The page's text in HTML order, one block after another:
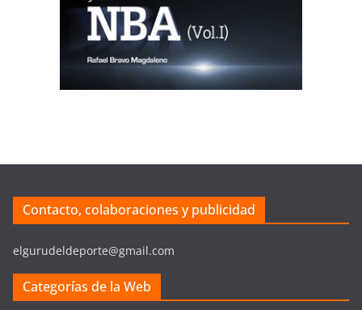
Contacto, colaboraciones y publicidad
elgurudeldeporte@gmail.com
Categorías de la Web